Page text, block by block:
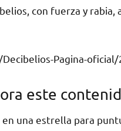
con fuerza y
Pagina-
este
en una estrella para